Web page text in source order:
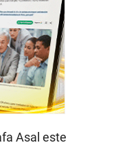
Asal este